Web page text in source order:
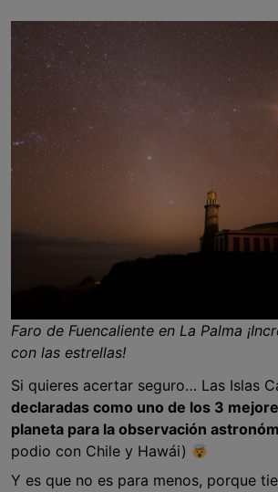
Faro de Fuencaliente en La Palma
con las estrellas!
Si quieres acertar seguro… Las Islas
declaradas como uno de los 3
planeta para la observación
podio con Chile y Hawái)
Y es que no es para menos, porque